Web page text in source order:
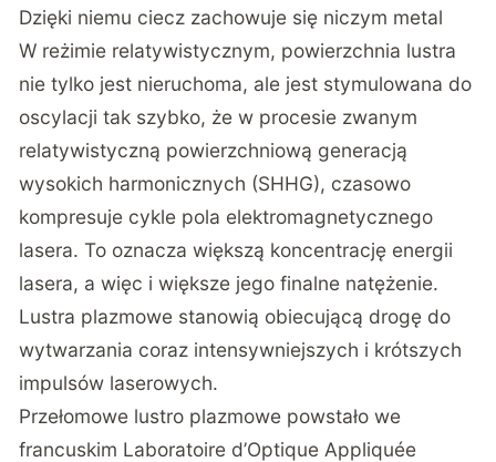
Dzięki niemu ciecz zachowuje się niczym metal
W reżimie relatywistycznym, powierzchnia lustra
nie tylko jest nieruchoma, ale jest stymulowana do
oscylacji tak szybko, że w procesie zwanym
relatywistyczną powierzchniową generacją
wysokich harmonicznych (SHHG), czasowo
kompresuje cykle pola elektromagnetycznego
lasera. To oznacza większą koncentrację energii
lasera, a więc i większe jego finalne natężenie.
Lustra plazmowe stanowią obiecującą drogę do
wytwarzania coraz intensywniejszych i krótszych
impulsów laserowych.
Przełomowe lustro plazmowe powstało we
francuskim Laboratoire d’Optique Appliquée